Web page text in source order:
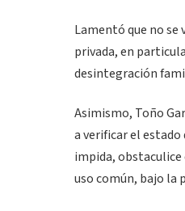
Lamentó que no
privada, en
desintegración
Asimismo, Toño
a verificar el estado
impida, obstaculice
uso común, bajo la